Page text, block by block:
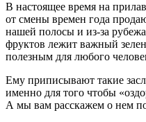
В настоящее время на
от смены времен года
нашей полосы и из-за
фруктов лежит важный
полезным для любого
Ему приписывают такие
именно для того чтобы
А мы вам расскажем о нем